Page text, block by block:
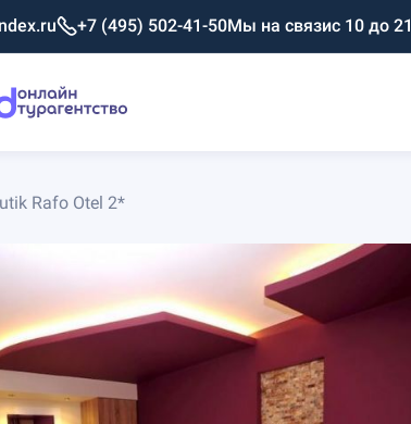
+7 (495) 502-41-50Мы на связис 10 до 21
Rafo Otel 2*